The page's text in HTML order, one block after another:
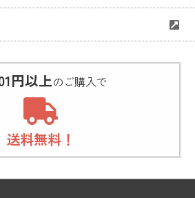
円以上のご購入で
送料無料！